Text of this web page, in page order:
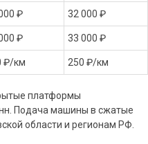
₽ 32 000 ₽
₽ 33 000 ₽
₽/км 250 ₽/км
платформы
Подача машины в сжатые
области и регионам РФ.